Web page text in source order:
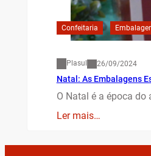
Confeitaria
Plasul 26/09/2024
Natal: As Embalagens
O Natal é a época
Ler mais…